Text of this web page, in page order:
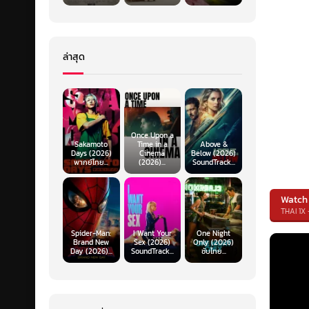
Watch
THAI 1X
ล่าสุด
Sakamoto
Days (2026)
พากย์ไทย...
Once Upon a
Time in a
Cinema
(2026)...
Above &
Below (2026)
SoundTrack...
Spider-Man:
Brand New
Day (2026)...
I Want Your
Sex (2026)
SoundTrack...
One Night
Only (2026)
ซับไทย...